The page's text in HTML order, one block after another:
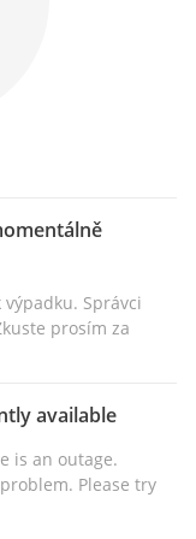
Správci
prosím za
available
is an outage.
Please try